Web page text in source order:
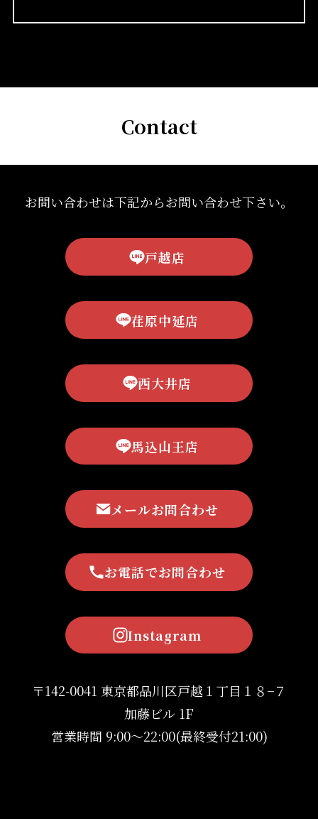
Contact
お問い合わせは下記からお問い合わせ下さい。
戸越店
荏原中延店
西大井店
馬込山王店
メールお問合わせ
お電話でお問合わせ
Instagram
〒142-0041 東京都品川区戸越１丁目１８−７
加藤ビル 1F
営業時間 9:00〜22:00(最終受付21:00)